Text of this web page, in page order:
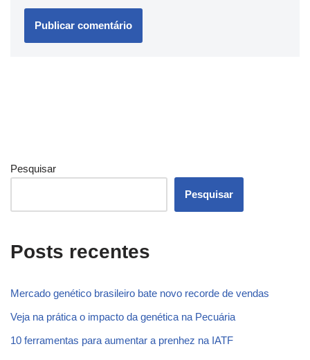
Pesquisar
Pesquisar
Posts recentes
Mercado genético brasileiro bate novo recorde de vendas
Veja na prática o impacto da genética na Pecuária
10 ferramentas para aumentar a prenhez na IATF